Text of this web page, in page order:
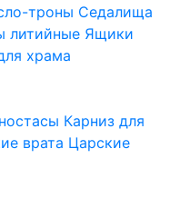
троны Седалища
литийные Ящики
храма
Карниз для
врата Царские